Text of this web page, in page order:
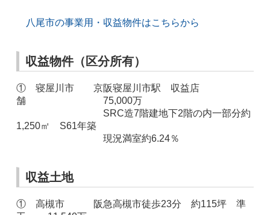
八尾市の事業用・収益物件はこちらから
収益物件（区分所有）
① 寝屋川市 京阪寝屋川市駅 収益店
舗 75,000万
SRC造7階建地下2階の内一部分約
1,250㎡ S61年築
現況満室約6.24％
収益土地
① 高槻市 阪急高槻市徒歩23分 約115坪 準